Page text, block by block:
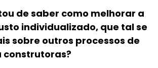
de saber como melhorar a
individualizado, que tal se
sobre outros processos de
construtoras?